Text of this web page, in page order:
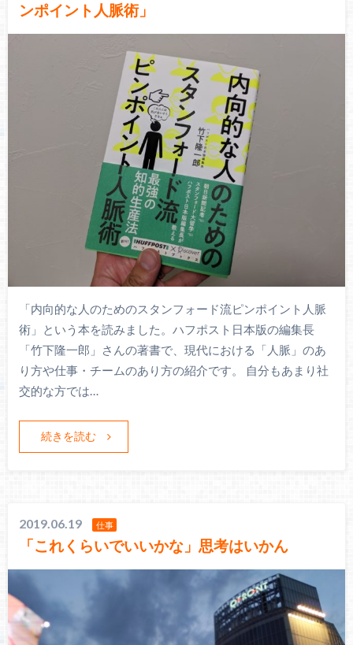
ンポイント人脈術」
「内向的な人のためのスタンフォード流ピンポイント人脈
術」という本を読みました。ハフポスト日本版の編集長
「竹下隆一郎」さんの著書で、現代における「人脈」のあ
り方や仕事・チームのあり方の紹介です。 自分もあまり社
交的な方では…
続きを読む
2019.06.19 仕事
「これくらいでいいかな」思考はいかん